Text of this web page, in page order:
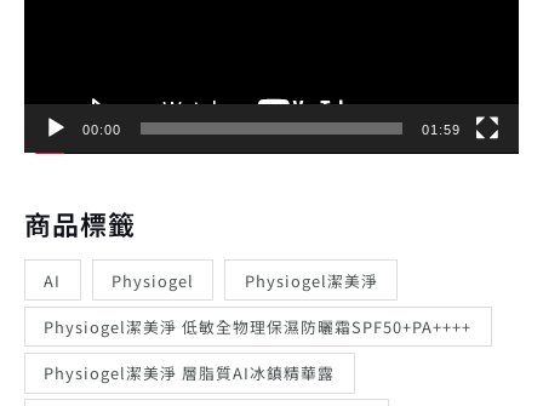
00:00 01:59
商品標籤
AI Physiogel Physiogel潔美淨
Physiogel潔美淨 低敏全物理保濕防曬霜SPF50+PA++++
Physiogel潔美淨 層脂質AI冰鎮精華露